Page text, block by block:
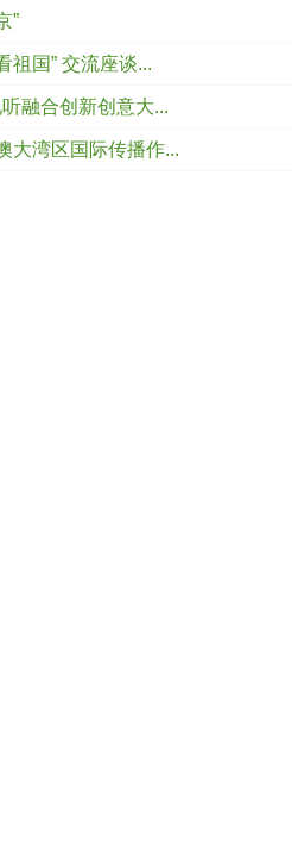
”
祖国” 交流座谈...
融合创新创意大...
大湾区国际传播作...